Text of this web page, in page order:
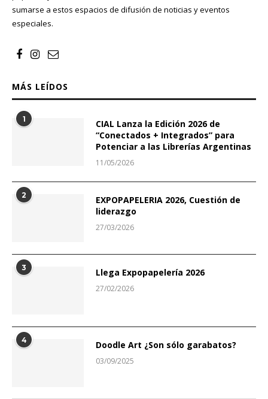
sumarse a estos espacios de difusión de noticias y eventos
especiales.
MÁS LEÍDOS
1
CIAL Lanza la Edición 2026 de
“Conectados + Integrados” para
Potenciar a las Librerías Argentinas
11/05/2026
2
EXPOPAPELERIA 2026, Cuestión de
liderazgo
27/03/2026
3 Llega Expopapelería 2026
27/02/2026
4 Doodle Art ¿Son sólo garabatos?
03/09/2025